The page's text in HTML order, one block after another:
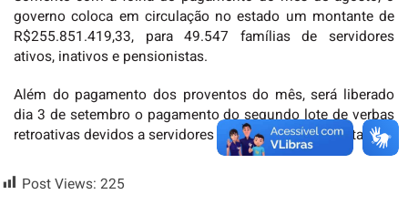
governo coloca em circulação no estado um montante de
R$255.851.419,33, para 49.547 famílias de servidores
ativos, inativos e pensionistas.
Além do pagamento dos proventos do mês, será liberado
dia 3 de setembro o pagamento do segundo lote de verbas
retroativas devidos a servidores e ex-servidores do Estado.
Post Views: 225